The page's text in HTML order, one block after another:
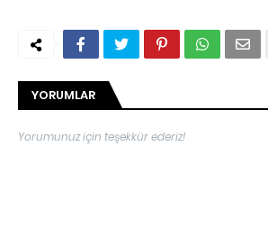
YORUMLAR
Yorumunuz için teşekkür ederiz!